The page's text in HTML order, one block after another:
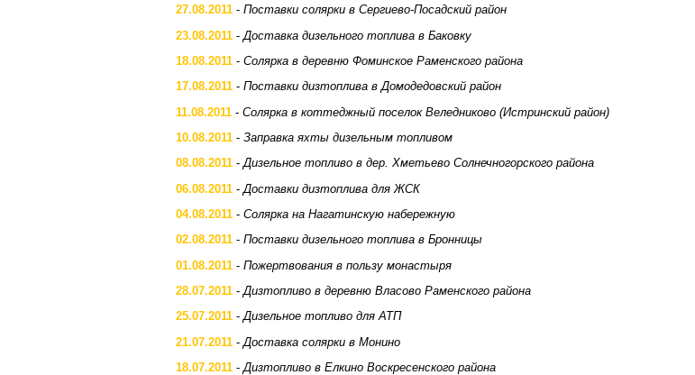
27.08.2011 - Поставки солярки в Сергиево-Посадский район
23.08.2011 - Доставка дизельного топлива в Баковку
18.08.2011 - Солярка в деревню Фоминское Раменского района
17.08.2011 - Поставки дизтоплива в Домодедовский район
11.08.2011 - Солярка в коттеджный поселок Веледниково (Истринский район)
10.08.2011 - Заправка яхты дизельным топливом
08.08.2011 -Дизельное топливо в дер. Хметьево Солнечногорского района
06.08.2011 - Доставки дизтоплива для ЖСК
04.08.2011 - Солярка на Нагатинскую набережную
02.08.2011 - Поставки дизельного топлива в Бронницы
01.08.2011 - Пожертвования в пользу монастыря
28.07.2011 - Дизтопливо в деревню Власово Раменского района
25.07.2011 -Дизельное топливо для АТП
21.07.2011 - Доставка солярки в Монино
18.07.2011 - Дизтопливо в Елкино Воскресенского района